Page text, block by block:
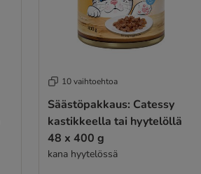
10 vaihtoehtoa
Säästöpakkaus: Catessy
kastikkeella tai hyytelöllä
48 x 400 g
kana hyytelössä